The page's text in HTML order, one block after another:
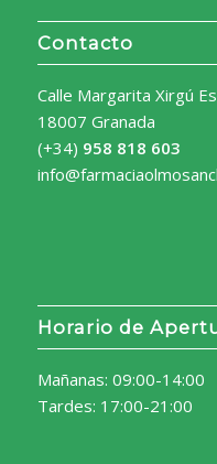
Contacto
Calle Margarita Xirgú
18007 Granada
(+34) 958 818 603
Horario de
Mañanas: 09:00-14:00
Tardes: 17:00-21:00